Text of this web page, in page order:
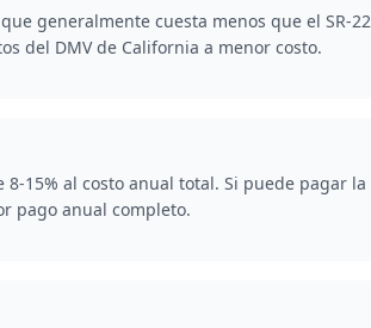
generalmente cuesta menos que el SR-
del DMV de California a menor costo.
15% al costo anual total. Si puede pagar
pago anual completo.